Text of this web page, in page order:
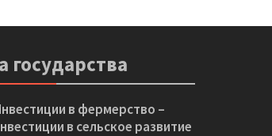
государства
в фермерство –
в сельское развитие